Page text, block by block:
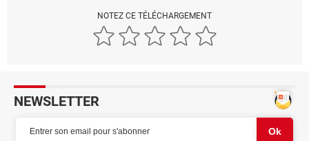
NOTEZ CE TÉLÉCHARGEMENT
NEWSLETTER